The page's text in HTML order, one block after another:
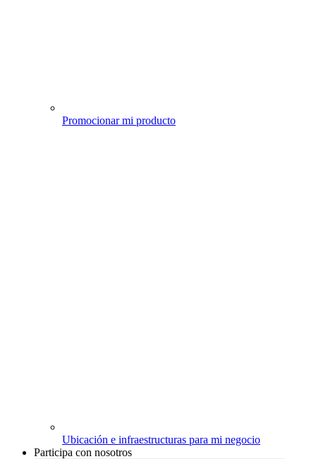
Promocionar mi producto
Ubicación e infraestructuras para mi negocio
Participa con nosotros